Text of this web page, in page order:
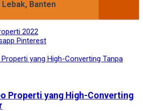
Banten
2022
Pinterest
Properti yang High-Converting